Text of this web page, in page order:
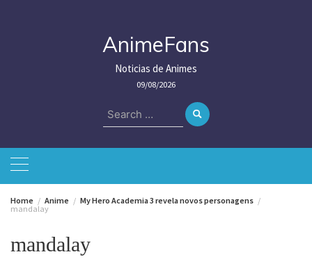
AnimeFans
Noticias de Animes
09/08/2026
Search
for:
Home Anime
My Hero Academia 3 revela novos personagens
mandalay
mandalay